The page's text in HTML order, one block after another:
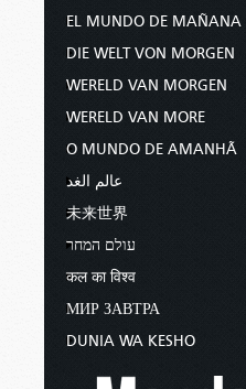
EL MUNDO DE MAÑANA
DIE WELT VON MORGEN
WERELD VAN MORGEN
WERELD VAN MORE
O MUNDO DE AMANHÃ
عالم الغد
未来世界
עולם המחר
कल का विश्व
МИР ЗАВТРА
DUNIA WA KESHO